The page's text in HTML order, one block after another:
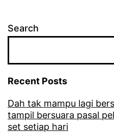
Search
Recent Posts
Dah tak mampu lagi
tampil bersuara pasal
set setiap hari